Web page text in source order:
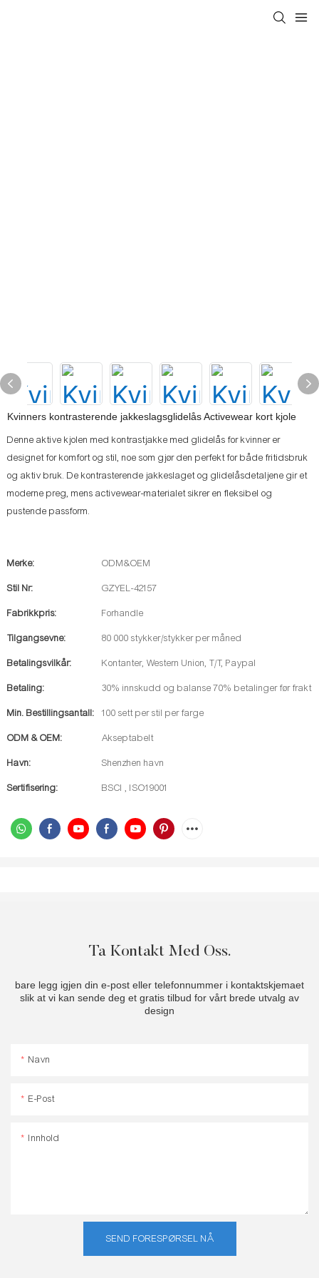
Kvinners kontrasterende jakkeslagsglidelås Activewear kort kjole
Denne aktive kjolen med kontrastjakke med glidelås for kvinner er
designet for komfort og stil, noe som gjør den perfekt for både fritidsbruk
og aktiv bruk. De kontrasterende jakkeslaget og glidelåsdetaljene gir et
moderne preg, mens activewear-materialet sikrer en fleksibel og
pustende passform.
Merke: ODM&OEM
Stil Nr: GZYEL-42157
Fabrikkpris: Forhandle
Tilgangsevne: 80 000 stykker/stykker per måned
Betalingsvilkår: Kontanter, Western Union, T/T, Paypal
Betaling: 30% innskudd og balanse 70% betalinger før frakt
Min. Bestillingsantall: 100 sett per stil per farge
ODM & OEM: Akseptabelt
Havn: Shenzhen havn
Sertifisering: BSCI , ISO19001
Ta Kontakt Med Oss.
bare legg igjen din e-post eller telefonnummer i kontaktskjemaet
slik at vi kan sende deg et gratis tilbud for vårt brede utvalg av
design
Navn
E-Post
Innhold
SEND FORESPØRSEL NÅ